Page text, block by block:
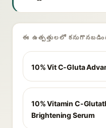
ఈ ఉత్పత్తులలో
10% Vit C-Gluta
10% Vitamin C-
Brightening Serum